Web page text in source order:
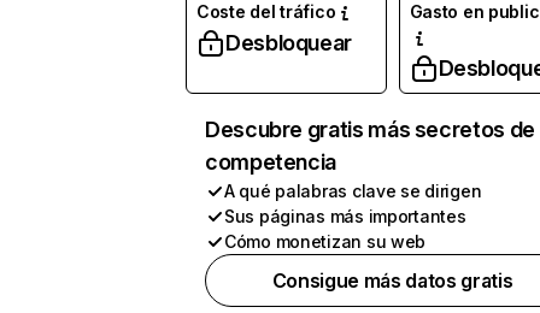
Coste del tráfico
Desbloquear
Gasto en
Descubre gratis más secretos de
competencia
A qué palabras clave se dirigen
Sus páginas más importantes
Cómo monetizan su web
Consigue más datos gratis